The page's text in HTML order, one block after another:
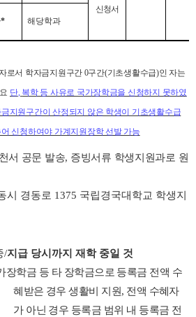
신청서
* 해당학과
로서 학자금지원구간 0구간(기초생활수급)인 자는
단, 복학 등 사유로 국가장학금을 신청하지 못하였
지원구간이 산정되지 않은 학생이 기초생활수급
신청하여야 가계지원장학 선발 가능
서 공문 발송, 증빙서류 학생지원과로 원
시 경동로 1375 국립경국대학교 학생지
/지급 당시까지 재학 중일 것
장학금 등 타 장학금으로 등록금 전액 수
혜받은 경우 생활비 지원, 전액 수혜자
가 아닌 경우 등록금 범위 내 등록금 전